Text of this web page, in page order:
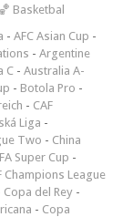
🏀 Basketbal
- AFC Asian Cup -
- Argentine
C - Australia A-
- Botola Pro -
- CAF
Liga -
Two - China
Super Cup -
Champions League
Copa del Rey -
- Copa